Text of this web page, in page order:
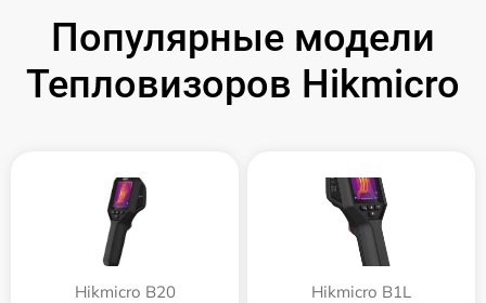
Популярные модели
Тепловизоров Hikmicro
Hikmicro B20 Hikmicro B1L